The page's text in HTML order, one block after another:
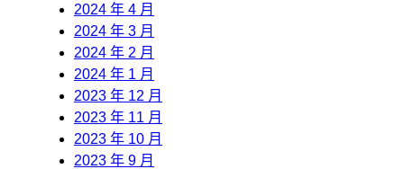
2024 年 4 月
2024 年 3 月
2024 年 2 月
2024 年 1 月
2023 年 12 月
2023 年 11 月
2023 年 10 月
2023 年 9 月